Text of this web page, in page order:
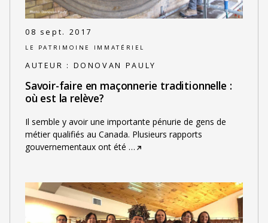
08 sept. 2017
LE PATRIMOINE IMMATÉRIEL
AUTEUR : DONOVAN PAULY
Savoir-faire en maçonnerie traditionnelle :
où est la relève?
Il semble y avoir une importante pénurie de gens de
métier qualifiés au Canada. Plusieurs rapports
gouvernementaux ont été …